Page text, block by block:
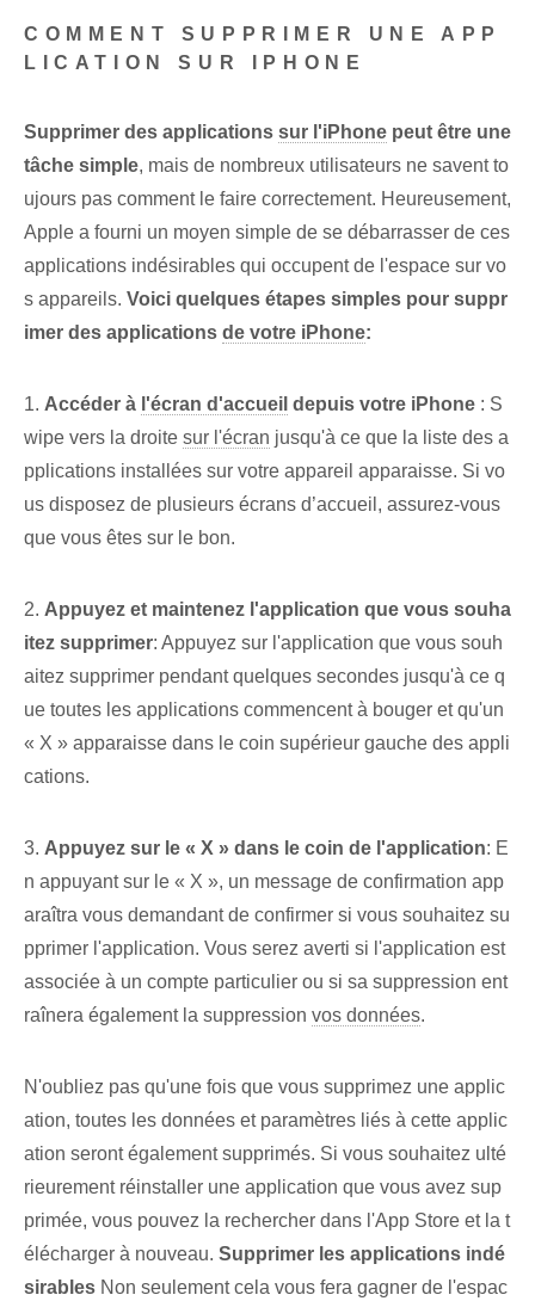
COMMENT SUPPRIMER UNE APP
LICATION SUR IPHONE
Supprimer des applications sur l'iPhone peut être une
tâche simple, mais de nombreux utilisateurs ne savent to
ujours pas comment le faire correctement. Heureusement,
Apple a fourni un moyen simple de se débarrasser de ces
applications indésirables qui occupent de l'espace sur vo
s appareils. Voici quelques étapes simples pour suppr
imer des applications de votre iPhone:
1. Accéder à l'écran d'accueil depuis votre⁢ iPhone : S
wipe vers la droite⁤ sur l'écran jusqu'à ce que la liste​ des ‌a
pplications installées sur votre​ appareil apparaisse. Si vo
us disposez de plusieurs écrans d’accueil, assurez-vous
que vous êtes sur le bon.
2. Appuyez et maintenez​ l'application que vous souha
itez supprimer: Appuyez sur l'application que vous souh
aitez supprimer pendant quelques secondes jusqu'à ce q
ue toutes les applications commencent à bouger et qu'un
« X » apparaisse dans le coin supérieur gauche des appli
cations.
3. Appuyez sur le « X » dans le coin de l'application: E
n appuyant sur le « X », un message de confirmation app
araîtra vous demandant de confirmer si vous souhaitez su
pprimer l'application. Vous serez averti si l'application est
associée à un compte particulier ou si sa suppression ent
raînera également la suppression vos données.
N'oubliez pas qu'une fois que vous supprimez une applic
ation, toutes les données et paramètres liés à cette applic
ation seront également supprimés. Si vous souhaitez ulté
rieurement réinstaller une application que vous avez sup
primée, vous pouvez la rechercher dans l'App Store et la t
élécharger à nouveau. Supprimer les applications indé
sirables Non seulement cela vous fera gagner de l'espac